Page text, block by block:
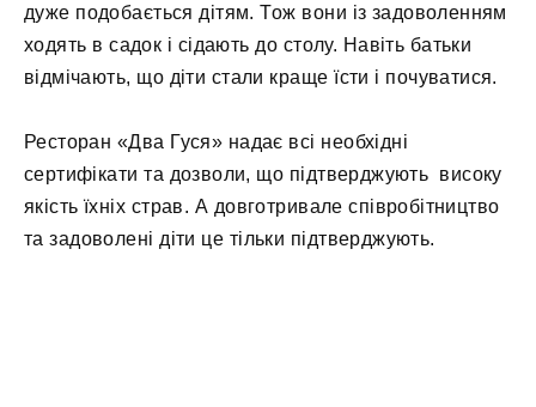
дуже подобається дітям. Тож вони із задоволенням
ходять в садок і сідають до столу. Навіть батьки
відмічають, що діти стали краще їсти і почуватися.
Ресторан «Два Гуся» надає всі необхідні
сертифікати та дозволи, що підтверджують високу
якість їхніх страв. А довготривале співробітництво
та задоволені діти це тільки підтверджують.